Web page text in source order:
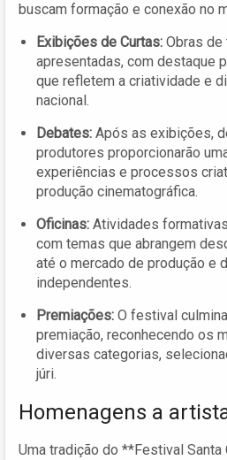
buscam formação e conexão no
Exibições de Curtas: Obras
apresentadas, com destaque
que refletem a criatividade e
nacional.
Debates: Após as exibições,
produtores proporcionarão
experiências e processos
produção cinematográfica.
Oficinas: Atividades
com temas que abrangem
até o mercado de produção e
independentes.
Premiações: O festival
premiação, reconhecendo os
diversas categorias,
júri.
Homenagens a
Uma tradição do **Festival Santa